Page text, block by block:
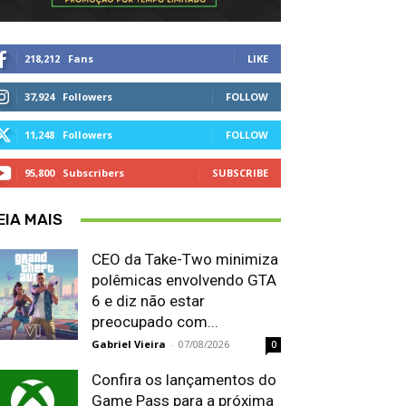
218,212 Fans LIKE
37,924 Followers FOLLOW
11,248 Followers FOLLOW
95,800 Subscribers SUBSCRIBE
MAIS
CEO da Take-Two minimiza
polêmicas envolvendo GTA
6 e diz não estar
preocupado com...
Gabriel Vieira - 07/08/2026 0
Confira os lançamentos do
Game Pass para a próxima